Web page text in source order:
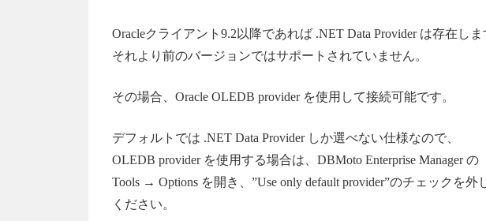
Oracleクライアント9.2以降であれば .NET Data Provider は存在しま
それより前のバージョンではサポートされていません。
その場合、Oracle OLEDB provider を使用して接続可能です。
デフォルトでは .NET Data Provider しか選べない仕様なので、
OLEDB provider を使用する場合は、DBMoto Enterprise Manager の
Tools → Options を開き、”Use only default provider”のチェックを外
ください。